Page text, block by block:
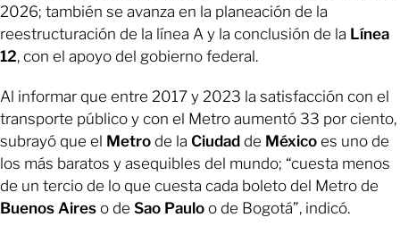
2026; también se avanza en la planeación de la
reestructuración de la línea A y la conclusión de la Línea
12, con el apoyo del gobierno federal.
Al informar que entre 2017 y 2023 la satisfacción con el
transporte público y con el Metro aumentó 33 por ciento,
subrayó que el Metro de la Ciudad de México es uno de
los más baratos y asequibles del mundo; “cuesta menos
de un tercio de lo que cuesta cada boleto del Metro de
Buenos Aires o de Sao Paulo o de Bogotá”, indicó.